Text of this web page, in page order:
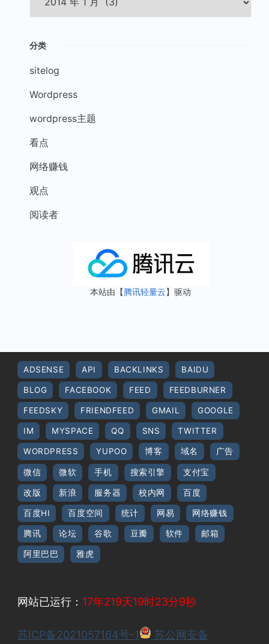
分类
sitelog
Wordpress
wordpress主题
看点
网络赚钱
观点
阅读者
本站由【腾讯轻量云】驱动
ADSENSE API BACKLINKS BAIDU
BLOG FACEBOOK FEED FEEDBURNER
FEEDSKY FRIENDFEED GMAIL GOOGLE
IM MYSPACE QQ SNS TWITTER
WORDPRESS YUPOO 博客 域名 广告
微信 微软 手机 搜索引擎 支付宝
改版 新浪 服务器 校内网 百度
百度HI 百度空间 统计 网易 网络赚钱
腾讯 论坛 谷歌 豆瓣 软件 邮箱
阿里巴巴 雅虎
网站已运行： 17年219天19时23分9秒
苏ICP备2021057164号-1 苏公网安备